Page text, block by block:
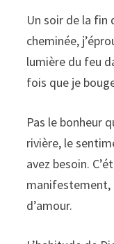
Un soir de la fin
cheminée,
lumière du feu
fois que je
Pas le bonheur
rivière, le
avez besoin.
manifestement,
d’amour.